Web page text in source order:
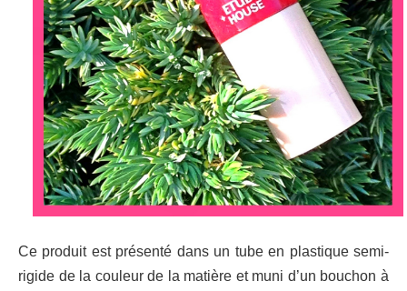
Ce produit est présenté dans un tube en plastique semi-
rigide de la couleur de la matière et muni d’un bouchon à